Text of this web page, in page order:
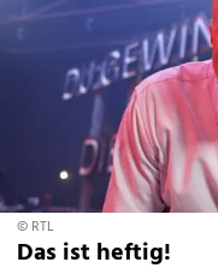
© RTL
Das ist heftig!